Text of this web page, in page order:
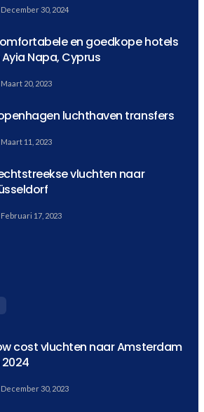
December 30, 2024
en goedkope hotels
Ayia Napa, Cyprus
Maart 20, 2023
luchthaven transfers
Maart 11, 2023
vluchten naar
Februari 17, 2023
cost vluchten naar Amsterdam
2024
December 30, 2023